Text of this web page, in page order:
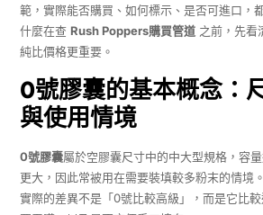
範，實際能否購買、如何標示、是否可進口，
什麼在查 Rush Poppers購買管道之前，先看
純比價格更重要。
0號膠囊的基本概念：
與使用情境
0號膠囊屬於空膠囊尺寸中的中大型規格，容
更大，因此常被用在需要裝填較多粉末的情境
實際的差異不是「0號比較高級」，而是它比